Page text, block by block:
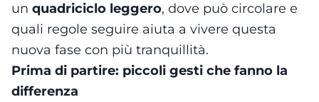
un quadriciclo leggero, dove può circolare e
quali regole seguire aiuta a vivere questa
nuova fase con più tranquillità.
Prima di partire: piccoli gesti che fanno la
differenza